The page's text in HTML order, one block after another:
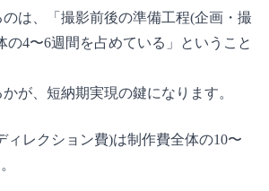
は、「撮影前後の準備工程(企画・撮
の4〜6週間を占めている」ということ
が、短納期実現の鍵になります。
ィレクション費)は制作費全体の10〜